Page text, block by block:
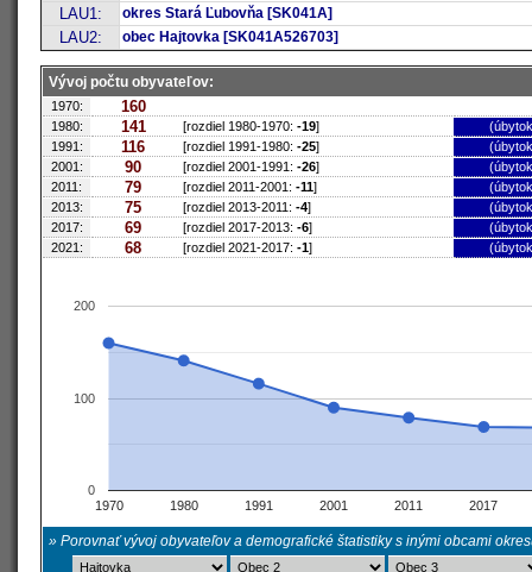
LAU1: okres Stará Ľubovňa [SK041A]
LAU2: obec Hajtovka [SK041A526703]
Vývoj počtu obyvateľov:
1970: 160
1980: 141 [rozdiel 1980-1970: -19]
1991:
116 [rozdiel 1991-1980: -25]
2001:
90 [rozdiel 2001-1991: -26]
2011:
79 [rozdiel 2011-2001: -11]
2013:
75 [rozdiel 2013-2011: -4]
2017:
69 [rozdiel 2017-2013: -6]
2021:
68 [rozdiel 2021-2017: -1]
1970 1980 1991 2001 2011 2017
0
100
200
» Porovnať vývoj obyvateľov a demografické štatistiky s inými obcami